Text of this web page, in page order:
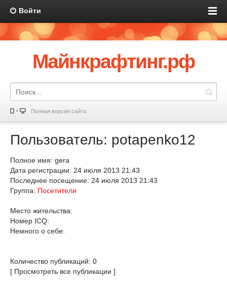
Войти
Майнкрафтинг.рф
Полная версия сайта
Пользователь: potapenko12
Полное имя: gera
Дата регистрации: 24 июля 2013 21:43
Последнее посещение: 24 июля 2013 21:43
Группа: Посетители
Место жительства:
Номер ICQ:
Немного о себе:
Количество публикаций: 0
[ Просмотреть все публикации ]